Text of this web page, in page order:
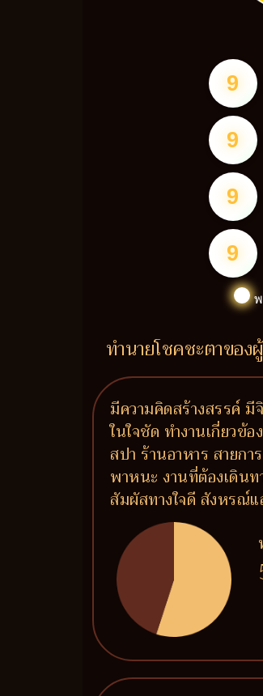
9
9
9
9
พ
ทำนายโชคชะตาขอ
มีความคิดสร้างสรรค์
ในใจชัด ทำงานเกี่ยวข้
สปา ร้านอาหาร สายก
พาหนะ งานที่ต้องเดินท
สัมผัสทางใจดี สังหรณ์แ